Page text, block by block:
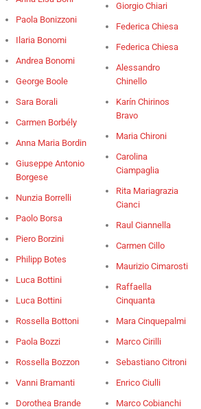
Paola Bonizzoni
Ilaria Bonomi
Andrea Bonomi
George Boole
Sara Borali
Carmen Borbély
Anna Maria Bordin
Giuseppe Antonio
Borgese
Nunzia Borrelli
Paolo Borsa
Piero Borzini
Philipp Botes
Luca Bottini
Luca Bottini
Rossella Bottoni
Paola Bozzi
Rossella Bozzon
Vanni Bramanti
Dorothea Brande
Giorgio Chiari
Federica Chiesa
Federica Chiesa
Alessandro
Chinello
Karín Chirinos
Bravo
Maria Chironi
Carolina
Ciampaglia
Rita Mariagrazia
Cianci
Raul Ciannella
Carmen Cillo
Maurizio Cimarosti
Raffaella
Cinquanta
Mara Cinquepalmi
Marco Cirilli
Sebastiano Citroni
Enrico Ciulli
Marco Cobianchi